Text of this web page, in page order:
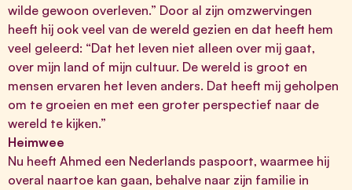
wilde gewoon overleven.” Door al zijn omzwervingen
heeft hij ook veel van de wereld gezien en dat heeft hem
veel geleerd: “Dat het leven niet alleen over mij gaat,
over mijn land of mijn cultuur. De wereld is groot en
mensen ervaren het leven anders. Dat heeft mij geholpen
om te groeien en met een groter perspectief naar de
wereld te kijken.”
Heimwee
Nu heeft Ahmed een Nederlands paspoort, waarmee hij
overal naartoe kan gaan, behalve naar zijn familie in